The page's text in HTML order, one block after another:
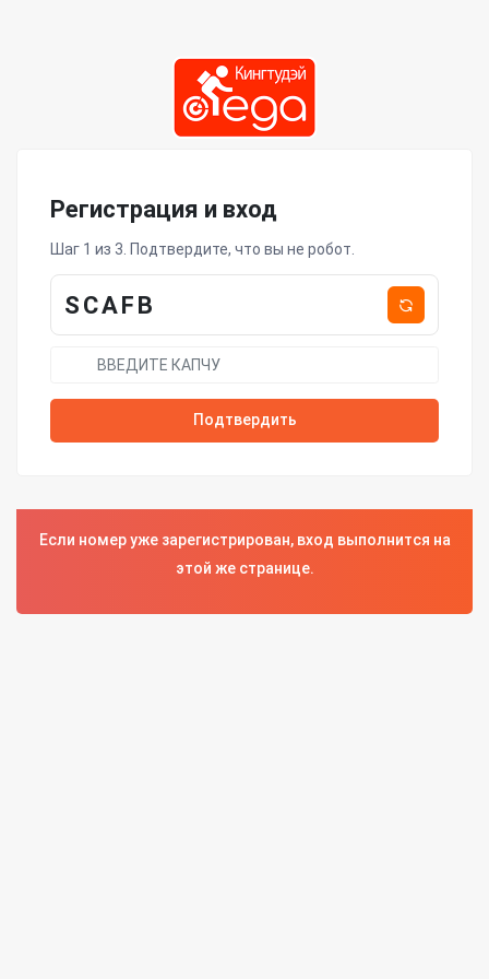
Регистрация и вход
Шаг 1 из 3. Подтвердите, что вы не робот.
SCAFB
Подтвердить
Если номер уже зарегистрирован, вход выполнится на
этой же странице.